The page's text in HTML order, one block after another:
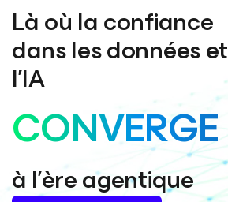
Là où la confiance
dans les données et
l’IA
CONVERGE
à l’ère agentique